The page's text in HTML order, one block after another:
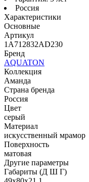
Россия
Характеристики
Основные
Артикул
1A712832AD230
Бренд
AQUATON
Коллекция
Аманда
Страна бренда
Россия
Цвет
серый
Материал
искусственный мрамор
Поверхность
матовая
Другие параметры
Габариты (Д Ш Г)